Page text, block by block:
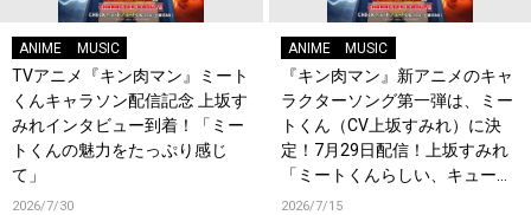
ANIME MUSIC
TVアニメ『キン肉マン』ミート
くんキャラソン配信記念 上坂す
みれインタビュー到着！「ミー
トくんの魅力をたっぷり感じ
て」
2026/7/30
ANIME MUSIC
『キン肉マン』新アニメのキャ
ラクターソング第一弾は、ミー
トくん（CV上坂すみれ）に決
定！7月29日配信！上坂すみれ
「ミートくんらしい、キュート
でかしこいお歌をぜひお楽しみ
2026/7/15